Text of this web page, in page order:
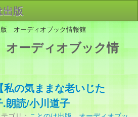
出版
事業案内
報
合わせ
オーディオブック情報館
ーディオブック情
の気ままな老いじた
読/小川道子